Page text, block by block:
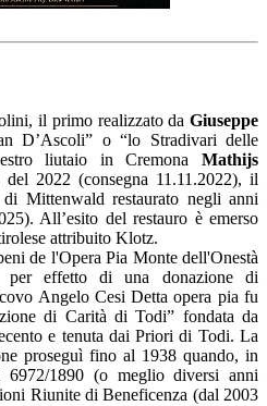
il primo realizzato da Giuseppe
D’Ascoli” o “lo Stradivari delle
liutaio in Cremona Mathijs
del 2022 (consegna 11.11.2022), il
di Mittenwald restaurato negli anni
All’esito del restauro è emerso
attribuito Klotz.
de l'Opera Pia Monte dell'Onestà
effetto di una donazione di
Angelo Cesi Detta opera pia fu
di Carità di Todi” fondata da
e tenuta dai Priori di Todi. La
proseguì fino al 1938 quando, in
6972/1890 (o meglio diversi anni
Riunite di Beneficenza (dal 2003